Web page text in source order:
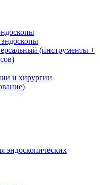
(инструменты +
и хирургии
эндоскопических